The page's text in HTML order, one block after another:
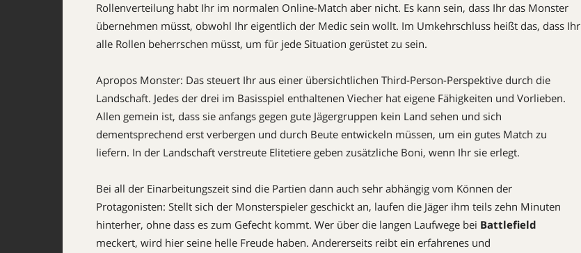
Rollenverteilung habt Ihr im normalen Online-Match aber nicht. Es kann sein, dass Ihr das Monster
übernehmen müsst, obwohl Ihr eigentlich der Medic sein wollt. Im Umkehrschluss heißt das, dass Ihr
alle Rollen beherrschen müsst, um für jede Situation gerüstet zu sein.
Apropos Monster: Das steuert Ihr aus einer übersichtlichen Third-Person-Perspektive durch die
Landschaft. Jedes der drei im Basisspiel enthaltenen Viecher hat eigene Fähigkeiten und Vorlieben.
Allen gemein ist, dass sie anfangs gegen gute Jägergruppen kein Land sehen und sich
dementsprechend erst verbergen und durch Beute entwickeln müssen, um ein gutes Match zu
liefern. In der Landschaft verstreute Elitetiere geben zusätzliche Boni, wenn Ihr sie erlegt.
Bei all der Einarbeitungszeit sind die Partien dann auch sehr abhängig vom Können der
Protagonisten: Stellt sich der Monsterspieler geschickt an, laufen die Jäger ihm teils zehn Minuten
hinterher, ohne dass es zum Gefecht kommt. Wer über die langen Laufwege bei Battlefield
meckert, wird hier seine helle Freude haben. Andererseits reibt ein erfahrenes und